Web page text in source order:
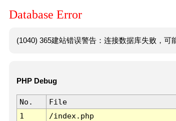
Database Error
(1040) 365建站错误警告：连接数据库失败，可
PHP Debug
No. File
1
/index.php